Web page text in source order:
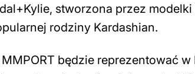
stworzona przez
rodziny Kardashian.
będzie reprezentować